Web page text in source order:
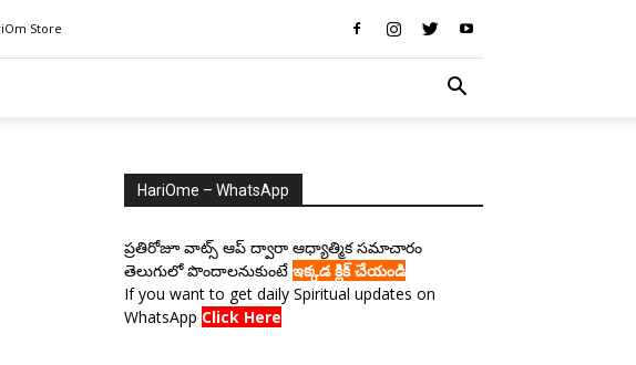
Store
HariOme – WhatsApp
ప్రతిరోజూ వాట్స్ ఆప్ ద్వారా ఆధ్యాత్మిక సమాచారం
తెలుగులో పొందాలనుకుంటే ఇక్కడ క్లిక్ చేయండి
If you want to get daily Spiritual updates on
WhatsApp Click Here